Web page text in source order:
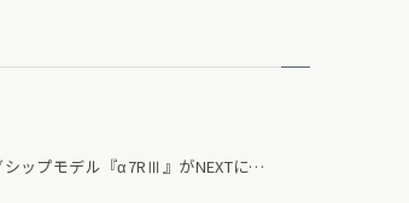
シップモデル『α7RⅢ』がNEXTに…